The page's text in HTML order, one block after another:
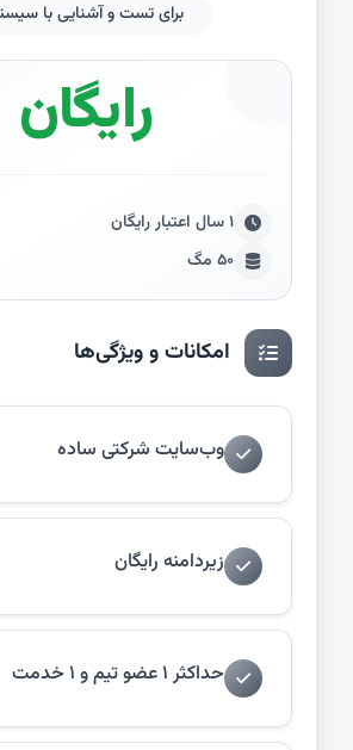
برای تست و آشنایی با
رایگان
۱ سال اعتبار رایگان
۵۰ مگ
امکانات و ویژگی‌ها
وب‌سایت شرکتی ساده
زیردامنه رایگان
حداکثر ۱ عضو تیم و ۱ خدمت